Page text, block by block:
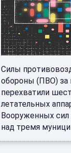
Силы
обороны (ПВО) за
перехватили
летательных
Вооруженных
над тремя муници